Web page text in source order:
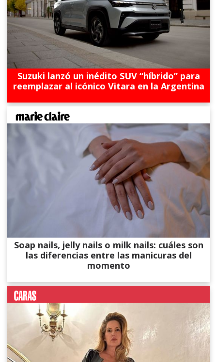
Suzuki lanzó un inédito SUV “híbrido” para
reemplazar al icónico Vitara en la Argentina
Soap nails, jelly nails o milk nails: cuáles son
las diferencias entre las manicuras del
momento